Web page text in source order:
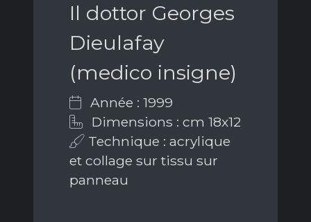
Il dottor Georges
Dieulafay
(medico insigne)
Année : 1999
Dimensions : cm 18x12
Technique : acrylique
et collage sur tissu sur
panneau